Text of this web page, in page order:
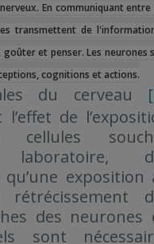
En communiquant entre
transmettent de
et penser. Les neurones
cognitions et actions.
du cerveau
de
laboratoire,
exposition
des neurones
sont